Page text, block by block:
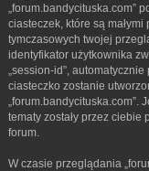
„forum.bandycituska.com”
ciasteczek, które są
tymczasowych twojej
identyfikator użytkownika
„session-id”,
ciasteczko zostanie
tematy zostały przez ciebie
forum.
W czasie przeglądania